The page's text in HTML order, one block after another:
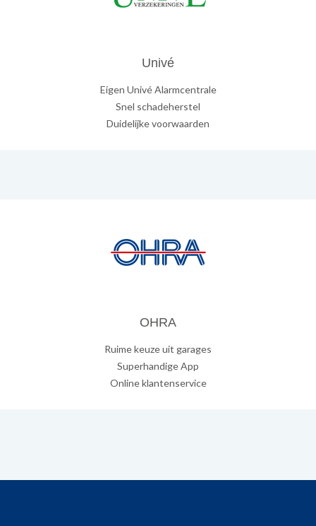
Univé
Eigen Univé Alarmcentrale
Snel schadeherstel
Duidelijke voorwaarden
OHRA
Ruime keuze uit garages
Superhandige App
Online klantenservice